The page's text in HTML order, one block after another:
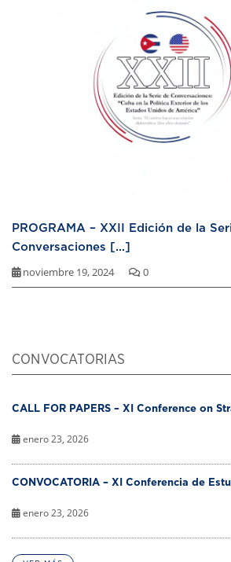
PROGRAMA – XXII Edición de la
Conversaciones [...]
noviembre 19, 2024 0
CONVOCATORIAS
CALL FOR PAPERS – XI Conference on
enero 23, 2026
CONVOCATORIA – XI Conferencia de
enero 23, 2026